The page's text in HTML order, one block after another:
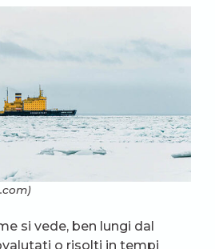
si vede, ben lungi dal
o risolti in tempi